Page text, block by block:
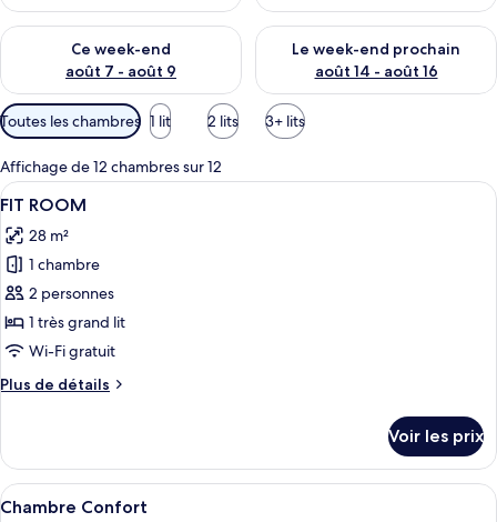
Ce week-end
août 7 - août 9
Vérifier la disponibilité pour ce week-end août 7 - août 9
Le week-end prochain
août 14 - août 16
Vérifier la disponibilité pour
Filtres
disponibles
pour
les
chambres
Toutes les chambres 1 lit 2 lits 3+ lits
Affichage de 12 chambres sur 12
Afficher
toutes
les
photos
pour
ce
type
chambre :
Une chambre moderne équipée
7
FIT ROOM
28 m²
1 chambre
2 personnes
1 très grand lit
Wi-Fi gratuit
Plus de détails
Plus
le
type
de
Voir les prix
Afficher
Une chambre d’hôtel moderne
18
Chambre Confort